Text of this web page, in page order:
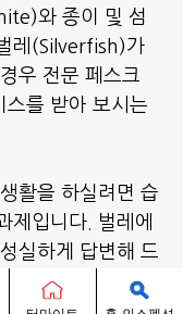
와 종이 및 섬
레(Silverfish)가
우 전문 페스크
스를 받아 보시는
활을 하실려면 습
제입니다. 벌레에
실하게 답변해 드
인 경우, 애니터